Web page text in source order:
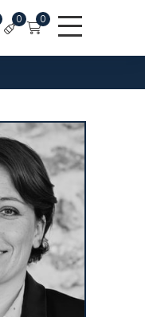
0 0